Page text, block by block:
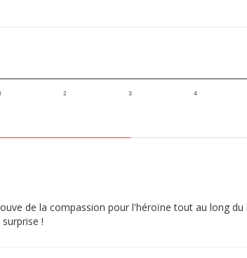
2 3 4
de la compassion pour l'héroïne tout au long
!